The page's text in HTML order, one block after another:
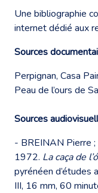
Une bibliographie
internet dédié aux
Sources
Perpignan, Casa
Peau de l’ours de
Sources
- BREINAN Pierre ;
1972. La caça de
pyrénéen d’études
III, 16 mm, 60